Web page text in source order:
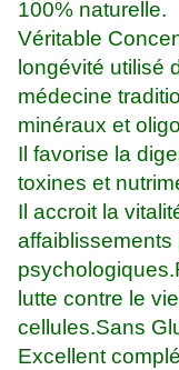
100% naturelle.
Véritable
longévité utilisé
médecine
minéraux et
Il favorise la
toxines et
Il accroit la
lutte contre le
cellules.Sans
Excellent